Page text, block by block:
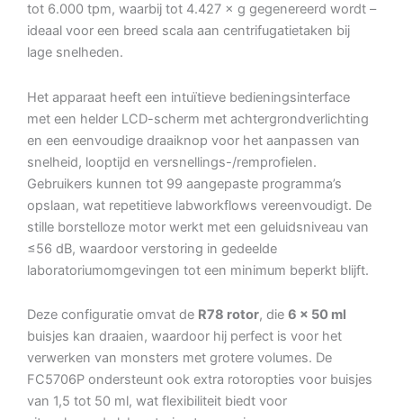
tot 6.000 tpm, waarbij tot 4.427 × g gegenereerd wordt –
ideaal voor een breed scala aan centrifugatietaken bij
lage snelheden.
Het apparaat heeft een intuïtieve bedieningsinterface
met een helder LCD-scherm met achtergrondverlichting
en een eenvoudige draaiknop voor het aanpassen van
snelheid, looptijd en versnellings-/remprofielen.
Gebruikers kunnen tot 99 aangepaste programma’s
opslaan, wat repetitieve labworkflows vereenvoudigt. De
stille borstelloze motor werkt met een geluidsniveau van
≤56 dB, waardoor verstoring in gedeelde
laboratoriumomgevingen tot een minimum beperkt blijft.
Deze configuratie omvat de R78 rotor, die 6 × 50 ml
buisjes kan draaien, waardoor hij perfect is voor het
verwerken van monsters met grotere volumes. De
FC5706P ondersteunt ook extra rotoropties voor buisjes
van 1,5 tot 50 ml, wat flexibiliteit biedt voor